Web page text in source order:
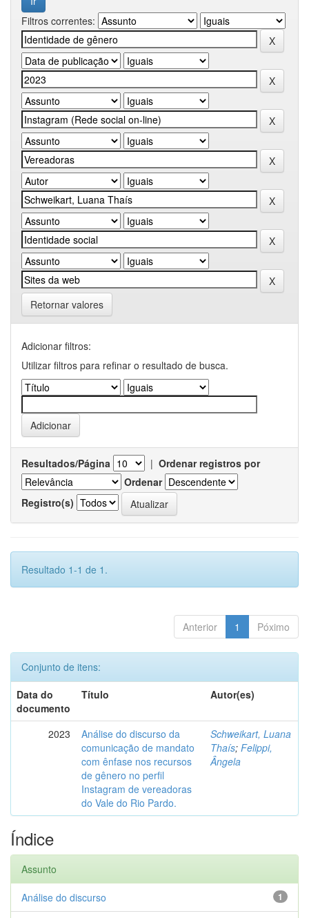
Filtros correntes:
Retornar valores
Adicionar filtros:
Utilizar filtros para refinar o resultado de busca.
Resultados/Página | Ordenar registros por
Ordenar
Registro(s)
Resultado 1-1 de 1.
Anterior 1 Póximo
Conjunto de itens:
Data do
documento
Título Autor(es)
2023
Análise do discurso da
comunicação de mandato
com ênfase nos recursos
de gênero no perfil
Instagram de vereadoras
do Vale do Rio Pardo.
Schweikart, Luana
Thaís; Felippi,
Ângela
Índice
Assunto
1
Análise do discurso